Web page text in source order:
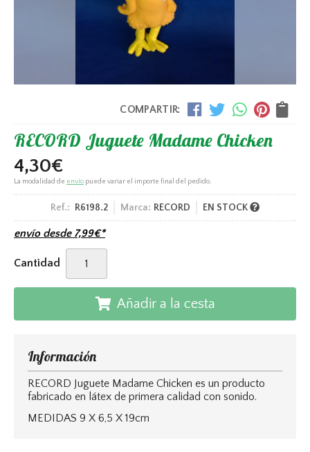
COMPARTIR:
RECORD Juguete Madame Chicken
4,30€
La modalidad de envío puede variar el importe final del pedido.
Ref.: R6198.2 Marca: RECORD EN STOCK
envío desde 7,99€*
Cantidad
Añadir a la cesta
Información
RECORD Juguete Madame Chicken es un producto
fabricado en látex de primera calidad con sonido.
MEDIDAS 9 X 6,5 X 19cm